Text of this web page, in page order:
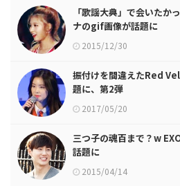
「歌謡大典」で会いたか
ナのgif画像が話題に
2015/12/30
振付けを間違えたRed
題に、第2弾
2017/05/20
三つ子の魂百まで？w
話題に
2015/04/14